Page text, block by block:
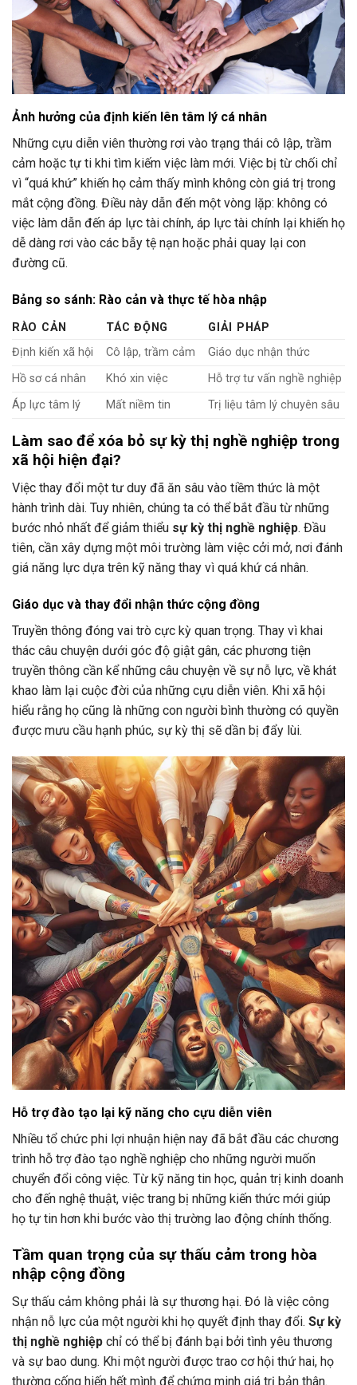
Ảnh hưởng của định kiến lên tâm lý cá nhân
Những cựu diễn viên thường rơi vào trạng thái cô lập, trầm
cảm hoặc tự ti khi tìm kiếm việc làm mới. Việc bị từ chối chỉ
vì “quá khứ” khiến họ cảm thấy mình không còn giá trị trong
mắt cộng đồng. Điều này dẫn đến một vòng lặp: không có
việc làm dẫn đến áp lực tài chính, áp lực tài chính lại khiến họ
dễ dàng rơi vào các bẫy tệ nạn hoặc phải quay lại con
đường cũ.
Bảng so sánh: Rào cản và thực tế hòa nhập
RÀO CẢN TÁC ĐỘNG
GIẢI PHÁP
Định kiến xã hội
Cô lập, trầm cảm
Giáo dục nhận thức
Hồ sơ cá nhân
Khó xin việc
Hỗ trợ tư vấn nghề nghiệp
Áp lực tâm lý
Mất niềm tin Trị liệu tâm lý chuyên sâu
Làm sao để xóa bỏ sự kỳ thị nghề nghiệp trong
xã hội hiện đại?
Việc thay đổi một tư duy đã ăn sâu vào tiềm thức là một
hành trình dài. Tuy nhiên, chúng ta có thể bắt đầu từ những
bước nhỏ nhất để giảm thiểu sự kỳ thị nghề nghiệp. Đầu
tiên, cần xây dựng một môi trường làm việc cởi mở, nơi đánh
giá năng lực dựa trên kỹ năng thay vì quá khứ cá nhân.
Giáo dục và thay đổi nhận thức cộng đồng
Truyền thông đóng vai trò cực kỳ quan trọng. Thay vì khai
thác câu chuyện dưới góc độ giật gân, các phương tiện
truyền thông cần kể những câu chuyện về sự nỗ lực, về khát
khao làm lại cuộc đời của những cựu diễn viên. Khi xã hội
hiểu rằng họ cũng là những con người bình thường có quyền
được mưu cầu hạnh phúc, sự kỳ thị sẽ dần bị đẩy lùi.
Hỗ trợ đào tạo lại kỹ năng cho cựu diễn viên
Nhiều tổ chức phi lợi nhuận hiện nay đã bắt đầu các chương
trình hỗ trợ đào tạo nghề nghiệp cho những người muốn
chuyển đổi công việc. Từ kỹ năng tin học, quản trị kinh doanh
cho đến nghệ thuật, việc trang bị những kiến thức mới giúp
họ tự tin hơn khi bước vào thị trường lao động chính thống.
Tầm quan trọng của sự thấu cảm trong hòa
nhập cộng đồng
Sự thấu cảm không phải là sự thương hại. Đó là việc công
nhận nỗ lực của một người khi họ quyết định thay đổi. Sự kỳ
thị nghề nghiệp chỉ có thể bị đánh bại bởi tình yêu thương
và sự bao dung. Khi một người được trao cơ hội thứ hai, họ
thường cống hiến hết mình để chứng minh giá trị bản thân.